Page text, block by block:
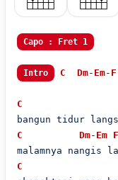
Capo : Fret 1
Intro C Dm- Em- F
C
C
Dm- Em
F
C